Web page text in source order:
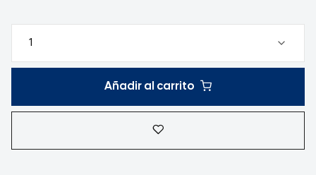
Añadir al carrito